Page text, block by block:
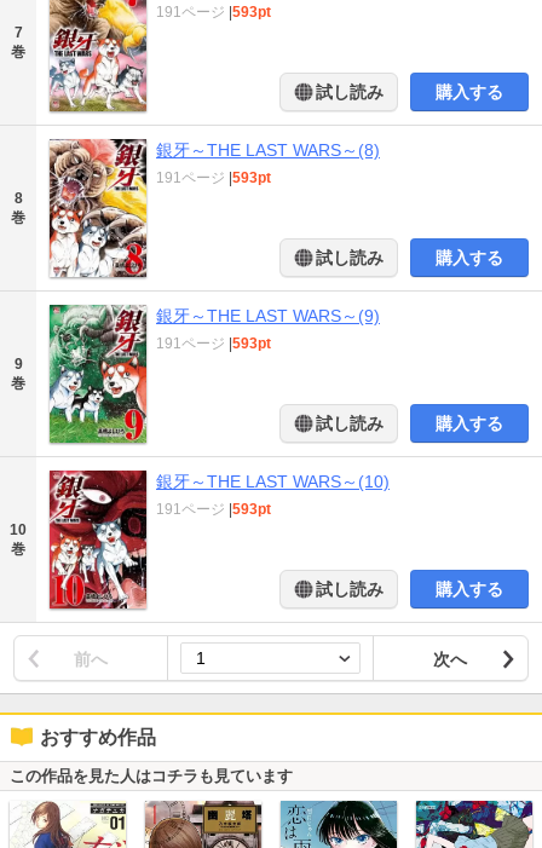
7
巻
191ページ 593pt
試し読み 購入する
8
巻
銀牙～THE LAST WARS～(8)
191ページ 593pt
試し読み 購入する
9
巻
銀牙～THE LAST WARS～(9)
191ページ 593pt
試し読み 購入する
10
巻
銀牙～THE LAST WARS～(10)
191ページ 593pt
試し読み 購入する
前へ 次へ
おすすめ作品
この作品を見た人はコチラも見ています